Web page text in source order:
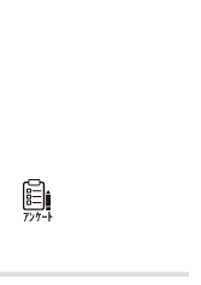
ｱﾝｹｰﾄ